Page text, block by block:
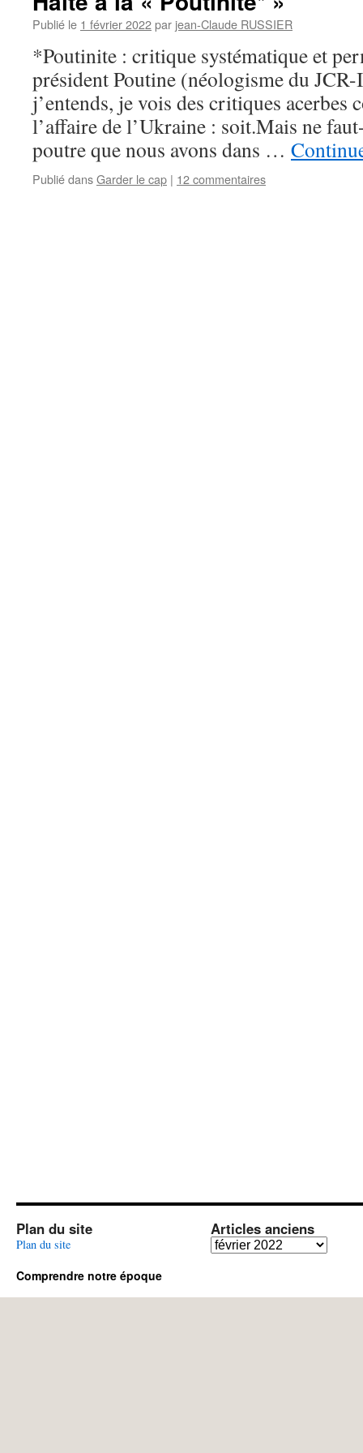
Publié le 1 février 2022par jean-Claude RUSSIER
*Poutinite : critique systématique et
président Poutine (néologisme du
j’entends, je vois des critiques acerbes
l’affaire de l’Ukraine : soit.Mais ne
poutre que nous avons dans …
Publié dansGarder le cap | 12 commentaires
Plan du site
Plan du site
Articles anciens
Articles
Comprendre notre époque